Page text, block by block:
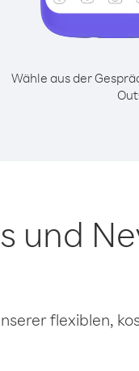
Wähle aus der
und
flexiblen,